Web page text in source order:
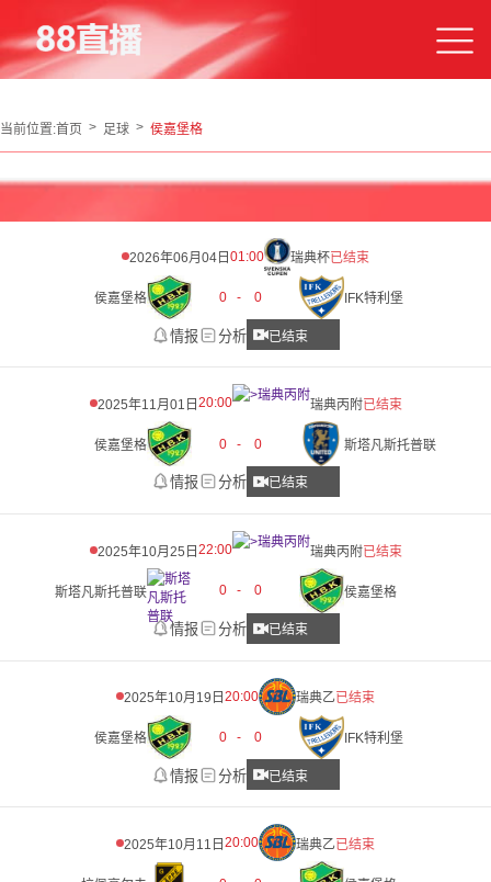
当前位置:首页 足球 侯嘉堡格
2026年06月04日01:00 瑞典杯已结束
侯嘉堡格 0 - 0 IFK特利堡
情报 分析 已结束
2025年11月01日 20:00 瑞典丙附已结束
侯嘉堡格 0 - 0 斯塔凡斯托普联
情报 分析 已结束
2025年10月25日 22:00 瑞典丙附已结束
斯塔凡斯托普联 0 - 0 侯嘉堡格
情报 分析 已结束
2025年10月19日 20:00 瑞典乙已结束
侯嘉堡格 0 - 0 IFK特利堡
情报 分析 已结束
2025年10月11日 20:00 瑞典乙已结束